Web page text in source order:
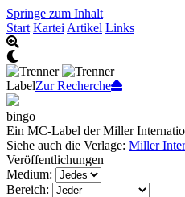
Springe zum Inhalt
Start Kartei Artikel Links
LabelZur Recherche
bingo
Ein MC-Label der Miller
Siehe auch die Verlage: Miller
Veröffentlichungen
Medium:
Bereich: